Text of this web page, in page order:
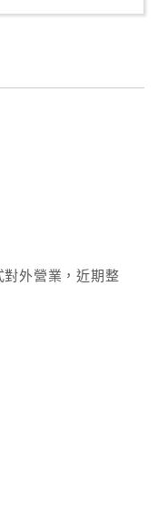
對外營業，近期整